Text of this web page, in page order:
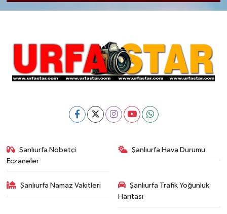
Şanlıurfa Nöbetçi
Eczaneler
Şanlıurfa Hava Durumu
Şanlıurfa Namaz Vakitleri
Şanlıurfa Trafik Yoğunluk
Haritası